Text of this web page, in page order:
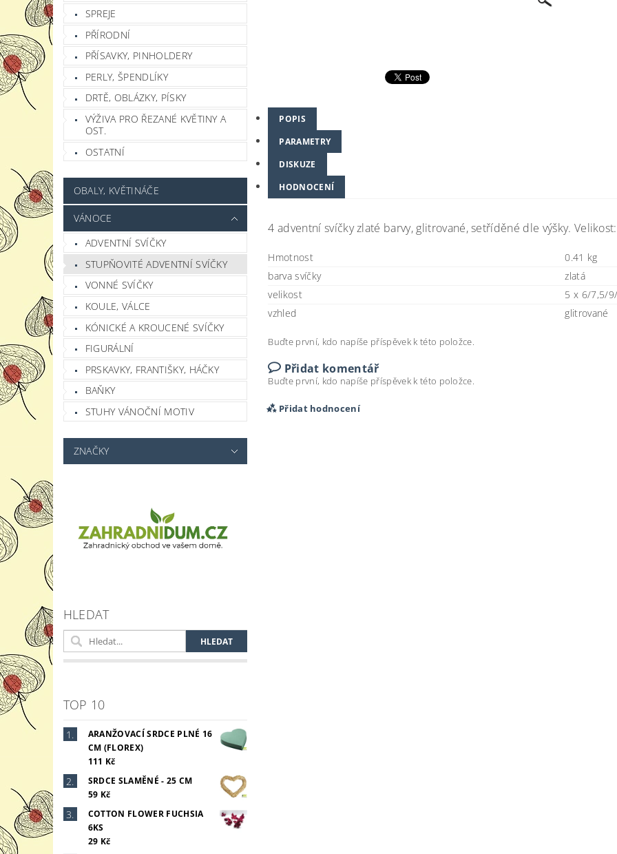
SPREJE
PŘÍRODNÍ
PŘÍSAVKY, PINHOLDERY
PERLY, ŠPENDLÍKY
DRTĚ, OBLÁZKY, PÍSKY
VÝŽIVA PRO ŘEZANÉ KVĚTINY A
OST.
OSTATNÍ
OBALY, KVĚTINÁČE
VÁNOCE
ADVENTNÍ SVÍČKY
STUPŇOVITÉ ADVENTNÍ SVÍČKY
VONNÉ SVÍČKY
KOULE, VÁLCE
KÓNICKÉ A KROUCENÉ SVÍČKY
FIGURÁLNÍ
PRSKAVKY, FRANTIŠKY, HÁČKY
BAŇKY
STUHY VÁNOČNÍ MOTIV
ZNAČKY
HLEDAT
TOP 10
ARANŽOVACÍ SRDCE PLNÉ 16
CM (FLOREX)
111 Kč
SRDCE SLAMĚNÉ - 25 CM
59 Kč
COTTON FLOWER FUCHSIA
6KS
29 Kč
POPIS
PARAMETRY
DISKUZE
HODNOCENÍ
4 adventní svíčky zlaté barvy, glitrované, setříděné dle výšky.
Hmotnost
0.41 kg
barva svíčky
zlatá
velikost
5 x 6/7,5/
vzhled
glitrované
Buďte první, kdo napíše příspěvek k této položce.
Přidat komentář
Buďte první, kdo napíše příspěvek k této položce.
Přidat hodnocení